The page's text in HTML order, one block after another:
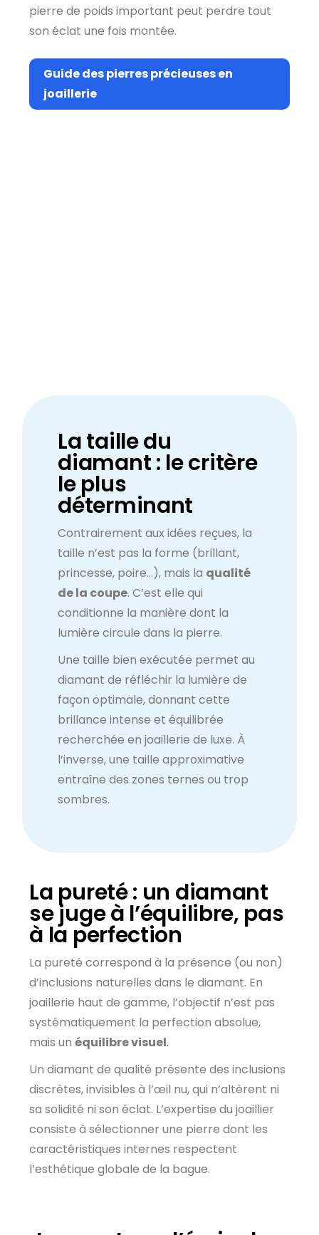
pierre de poids important peut perdre tout
son éclat une fois montée.
Guide des pierres précieuses en
joaillerie
La taille du
diamant : le critère
le plus
déterminant
Contrairement aux idées reçues, la
taille n’est pas la forme (brillant,
princesse, poire…), mais la qualité
de la coupe. C’est elle qui
conditionne la manière dont la
lumière circule dans la pierre.
Une taille bien exécutée permet au
diamant de réfléchir la lumière de
façon optimale, donnant cette
brillance intense et équilibrée
recherchée en joaillerie de luxe. À
l’inverse, une taille approximative
entraîne des zones ternes ou trop
sombres.
La pureté : un diamant
se juge à l’équilibre, pas
à la perfection
La pureté correspond à la présence (ou non)
d’inclusions naturelles dans le diamant. En
joaillerie haut de gamme, l’objectif n’est pas
systématiquement la perfection absolue,
mais unéquilibre visuel.
Un diamant de qualité présente des inclusions
discrètes, invisibles à l’œil nu, qui n’altèrent ni
sa solidité ni son éclat. L’expertise du joaillier
consiste à sélectionner une pierre dont les
caractéristiques internes respectent
l’esthétique globale de la bague.